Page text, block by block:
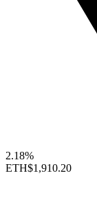
2.18%
ETH$1,910.20